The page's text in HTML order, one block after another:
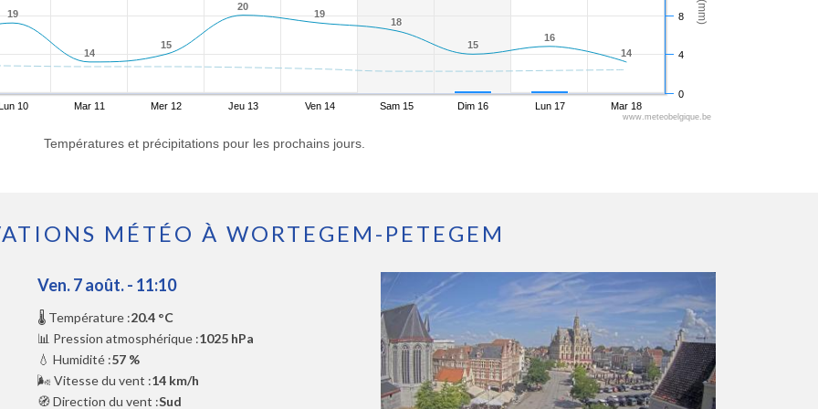
19
19
14
14
15
15
20
20
19
19
18
18
15
15
16
16
14
14
10 Mar 11 Mer 12 Jeu 13 Ven 14 Sam 15 Dim 16 Lun 17 Mar 18
0
4
8
www.meteobelgique.be
Températures et précipitations pour les prochains jours.
MÉTÉO À WORTEGEM-PETEGEM
Ven. 7 août. - 11:10
🌡️ Température :20.4 °C
📊 Pression atmosphérique :1025 hPa
💧 Humidité :57 %
🌬️ Vitesse du vent :14 km/h
🧭 Direction du vent :Sud